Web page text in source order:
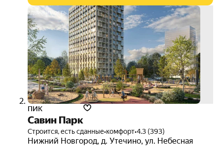
ПИК
Савин Парк
Строится, есть сданные•комфорт•4.3 (393)
Нижний Новгород, д. Утечино, ул. Небесная